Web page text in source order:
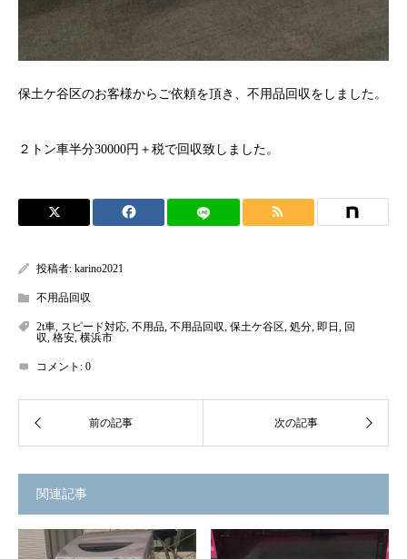
保土ケ谷区のお客様からご依頼を頂き、不用品回収をしました。
２トン車半分30000円＋税で回収致しました。
投稿者: karino2021
不用品回収
2t車, スピード対応, 不用品, 不用品回収, 保土ケ谷区, 処分, 即日 , 回
収, 格安, 横浜市
コメント: 0
関連記事